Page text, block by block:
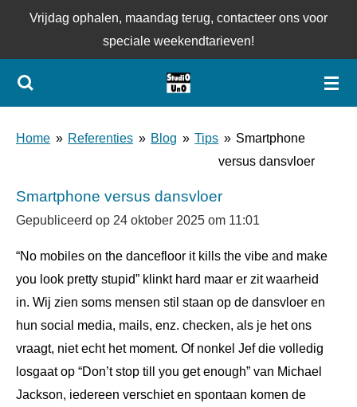
de
hoofdinhoud
Vrijdag ophalen, maandag terug, contacteer ons voor
speciale weekendtarieven!
Home » Referenties » Blog » Tips » Smartphone
versus dansvloer
Smartphone versus dansvloer
Gepubliceerd op 24 oktober 2025 om 11:01
“No mobiles on the dancefloor it kills the vibe and make
you look pretty stupid” klinkt hard maar er zit waarheid
in. Wij zien soms mensen stil staan op de dansvloer en
hun social media, mails, enz. checken, als je het ons
vraagt, niet echt het moment. Of nonkel Jef die volledig
losgaat op “Don’t stop till you get enough” van Michael
Jackson, iedereen verschiet en spontaan komen de